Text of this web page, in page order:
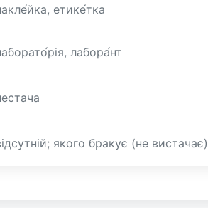
етике́тка
лабора́нт
якого бракує (не вистачає)